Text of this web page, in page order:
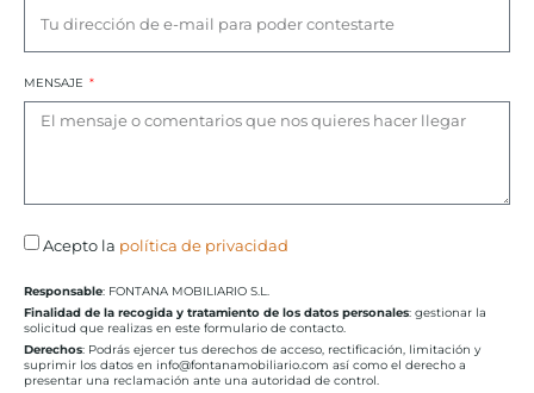
MENSAJE
Acepto la política de privacidad
Responsable: FONTANA MOBILIARIO S.L.
Finalidad de la recogida y tratamiento de los datos personales: gestionar la
solicitud que realizas en este formulario de contacto.
Derechos: Podrás ejercer tus derechos de acceso, rectificación, limitación y
suprimir los datos en info@fontanamobiliario.com así como el derecho a
presentar una reclamación ante una autoridad de control.